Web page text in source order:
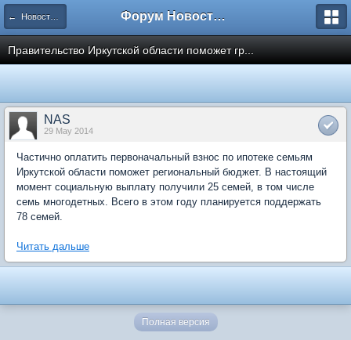
← Новости рынка недвижимости Форум Новостройки
Правительство Иркутской области поможет гр...
NAS
29 May 2014
Частично оплатить первоначальный взнос по ипотеке семьям
Иркутской области поможет региональный бюджет. В настоящий
момент социальную выплату получили 25 семей, в том числе
семь многодетных. Всего в этом году планируется поддержать
78 семей.
Читать дальше
Полная версия